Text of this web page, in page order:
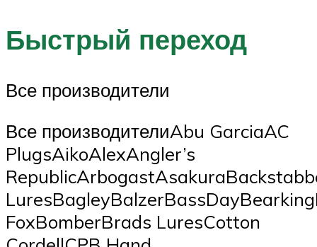
Быстрый переход
Все производители
Все производителиAbu GarciaAC
PlugsAikoAlexAngler’s
FoxBomberBrads LuresCotton